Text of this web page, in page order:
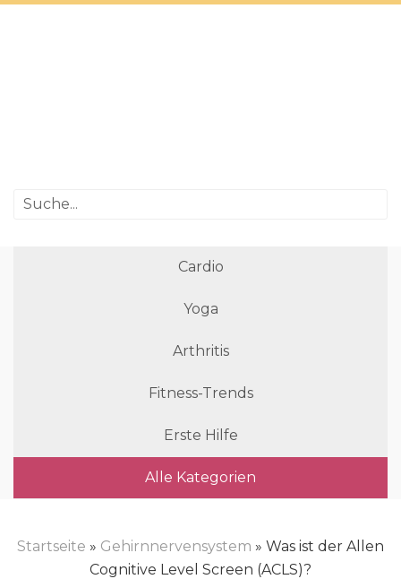
Cardio
Yoga
Arthritis
Fitness-Trends
Erste Hilfe
Alle Kategorien
Startseite » Gehirnnervensystem » Was ist der Allen
Cognitive Level Screen (ACLS)?